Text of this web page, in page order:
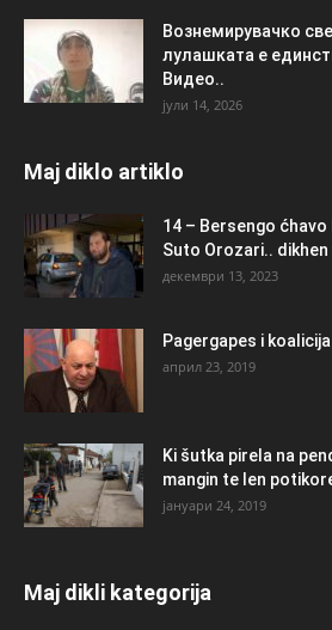
Вознемирувачко
лулашката е
Видео..
јули 14, 2026
Maj diklo artiklo
14 – Bersengo
Suto Orozari.. dikhen
декември 13, 2023
Pagergapes i koalicija
април 23, 2019
Ki šutka pirela na
mangin te len
јануари 24, 2019
Maj dikli kategorija